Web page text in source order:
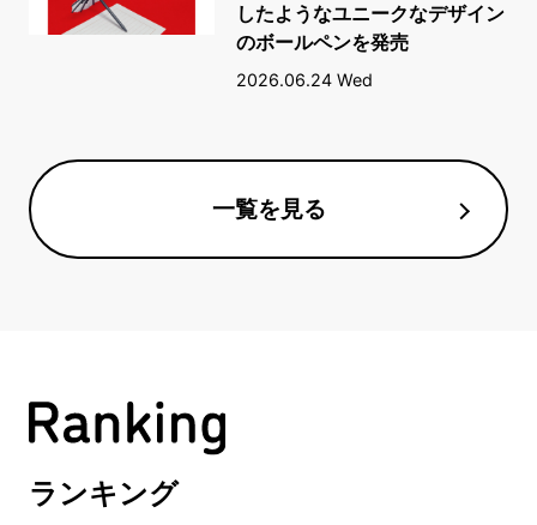
したようなユニークなデザイン
のボールペンを発売
2026.06.24 Wed
一覧を見る
ランキング